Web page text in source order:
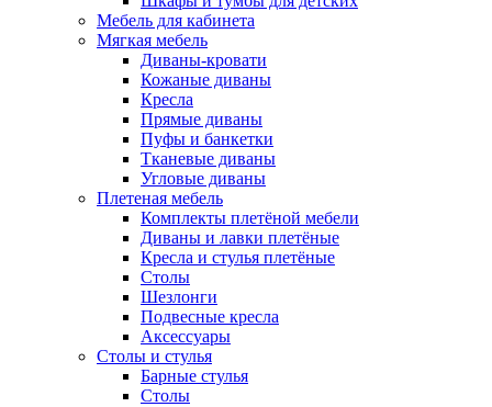
Мебель для кабинета
Мягкая мебель
Диваны-кровати
Кожаные диваны
Кресла
Прямые диваны
Пуфы и банкетки
Тканевые диваны
Угловые диваны
Плетеная мебель
Комплекты плетёной мебели
Диваны и лавки плетёные
Кресла и стулья плетёные
Столы
Шезлонги
Подвесные кресла
Аксессуары
Столы и стулья
Барные стулья
Столы